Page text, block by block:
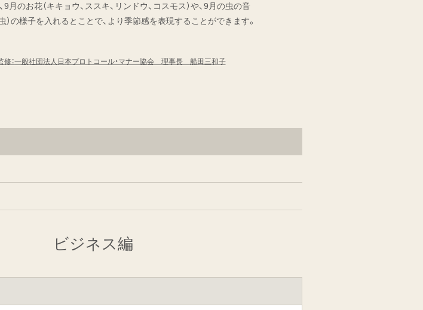
9月のお花（キキョウ、ススキ、リンドウ、コスモス）や、9月の虫の音
虫）の様子を入れるとことで、より季節感を表現することができます。
：一般社団法人日本プロトコール・マナー協会 理事長 船田三和子
ビジネス編